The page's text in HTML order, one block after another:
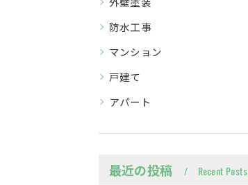
防水工事
マンション
戸建て
アパート
最近の投稿 Recent Posts